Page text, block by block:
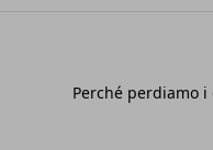
Perché perdiamo